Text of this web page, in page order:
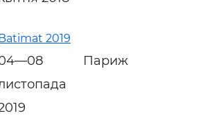
2019
Париж